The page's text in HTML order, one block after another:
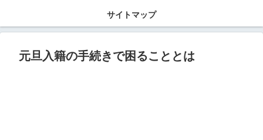
サイトマップ
元旦入籍の手続きで困ることとは